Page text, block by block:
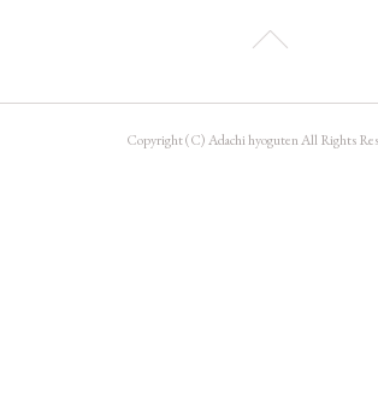
Copyright (C) Adachi hyoguten All Rights